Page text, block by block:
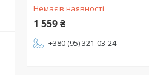
Немає в наявності
1 559 ₴
+380 (95) 321-03-24